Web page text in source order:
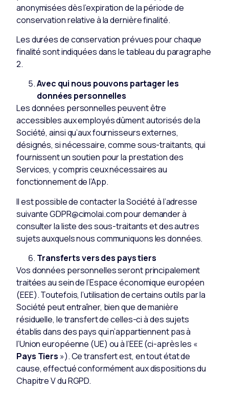
anonymisées dès l’expiration de la période de
conservation relative à la dernière finalité.
Les durées de conservation prévues pour chaque
finalité sont indiquées dans le tableau du paragraphe
2.
Avec qui nous pouvons partager les
données personnelles
Les données personnelles peuvent être
accessibles aux employés dûment autorisés de la
Société, ainsi qu’aux fournisseurs externes,
désignés, si nécessaire, comme sous-traitants, qui
fournissent un soutien pour la prestation des
Services, y compris ceux nécessaires au
fonctionnement de l’App.
Il est possible de contacter la Société à l’adresse
suivante GDPR@cimolai.com pour demander à
consulter la liste des sous-traitants et des autres
sujets auxquels nous communiquons les données.
Transferts vers des pays tiers
Vos données personnelles seront principalement
traitées au sein de l’Espace économique européen
(EEE). Toutefois, l’utilisation de certains outils par la
Société peut entraîner, bien que de manière
résiduelle, le transfert de celles-ci à des sujets
établis dans des pays qui n’appartiennent pas à
l’Union européenne (UE) ou à l’EEE (ci-après les «
Pays Tiers »). Ce transfert est, en tout état de
cause, effectué conformément aux dispositions du
Chapitre V du RGPD.